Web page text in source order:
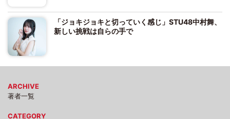
「ジョキジョキと切っていく感じ」STU48中村舞、
新しい挑戦は自らの手で
ARCHIVE
著者一覧
CATEGORY